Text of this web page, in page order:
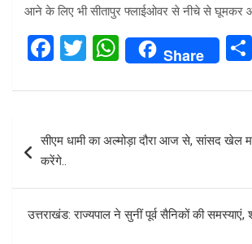
आने के लिए भी सीतापुर फ्लाईओवर से नीचे से घूमकर
F
ce
o
k
T
tt
W
h
at
s
A
p
Share
navigation
सीएम धामी का अल्मोड़ा दौरा आज से, सांसद खेल
करेंगे..
उत्तराखंड: राज्यपाल ने सुनीं पूर्व सैनिकों की समस्याएं,